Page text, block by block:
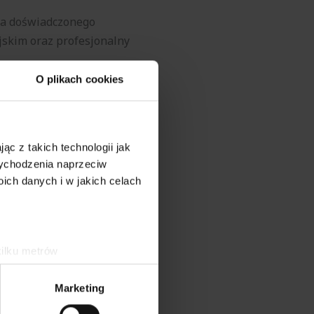
O plikach cookies
z takich technologii jak
naprzeciw
danych i w jakich celach
metrów
(fingerprinting, czyli
preferencje wsekcji
Marketing
doświadczonego
oraz profesjonalny
BIOLOGICZNYCH
ścieków dla hoteli,
Wybierając taką